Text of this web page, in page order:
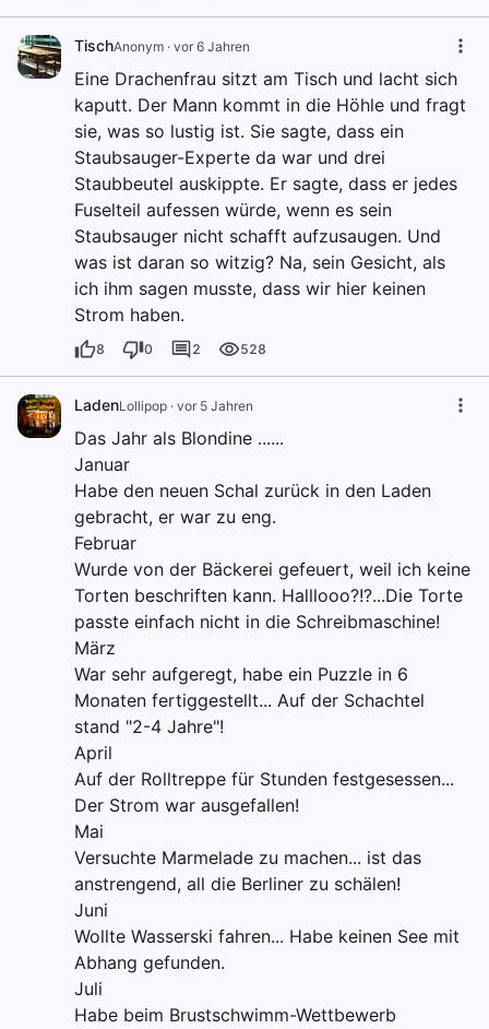
TischAnonym · vor 6 Jahren
Eine Drachenfrau sitzt am Tisch und lacht sich
kaputt. Der Mann kommt in die Höhle und fragt
sie, was so lustig ist. Sie sagte, dass ein
Staubsauger-Experte da war und drei
Staubbeutel auskippte. Er sagte, dass er jedes
Fuselteil aufessen würde, wenn es sein
Staubsauger nicht schafft aufzusaugen. Und
was ist daran so witzig? Na, sein Gesicht, als
ich ihm sagen musste, dass wir hier keinen
Strom haben.
8 0 2 528
LadenLollipop · vor 5 Jahren
Das Jahr als Blondine ......
Januar
Habe den neuen Schal zurück in den Laden
gebracht, er war zu eng.
Februar
Wurde von der Bäckerei gefeuert, weil ich keine
Torten beschriften kann. Halllooo?!?...Die Torte
passte einfach nicht in die Schreibmaschine!
März
War sehr aufgeregt, habe ein Puzzle in 6
Monaten fertiggestellt... Auf der Schachtel
stand "2-4 Jahre"!
April
Auf der Rolltreppe für Stunden festgesessen...
Der Strom war ausgefallen!
Mai
Versuchte Marmelade zu machen... ist das
anstrengend, all die Berliner zu schälen!
Juni
Wollte Wasserski fahren... Habe keinen See mit
Abhang gefunden.
Juli
Habe beim Brustschwimm-Wettbewerb